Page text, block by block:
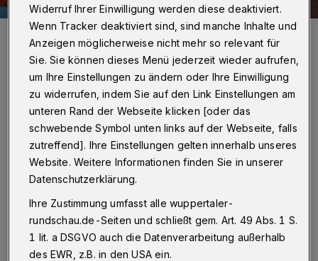
Von li.: Bezirksbürgermeister Hans-Hermann Lücke (Barmen), Ulla
Werth, Angelika Leipnitz, Karin Scherrer, Kornelia Bruins-Lingemann
(alle ZfgT), Elke Büttner, Dorothee van den Borre, Sabine Münch,
Mia Vu (alle SkF) und Bezirksbürgermeister Burkhard Rücker
(Oberbarmen).
Foto: Klaus-Günther Conrads
D ie Zeit schien für viele still zu stehen.
Selbstverständliches wie ein Besuch im
Café, ein Film im Kino oder ein Konzert waren
plötzlich nicht mehr möglich. Besonders hart
Widerruf Ihrer Einwilligung werden diese deaktiviert.
Wenn Tracker deaktiviert sind, sind manche Inhalte und
Anzeigen möglicherweise nicht mehr so relevant für
Sie. Sie können dieses Menü jederzeit wieder aufrufen,
um Ihre Einstellungen zu ändern oder Ihre Einwilligung
zu widerrufen, indem Sie auf den Link Einstellungen am
unteren Rand der Webseite klicken [oder das
schwebende Symbol unten links auf der Webseite, falls
zutreffend]. Ihre Einstellungen gelten innerhalb unseres
Website. Weitere Informationen finden Sie in unserer
Datenschutzerklärung.
Ihre Zustimmung umfasst alle wuppertaler-
rundschau.de-Seiten und schließt gem. Art. 49 Abs. 1 S.
1 lit. a DSGVO auch die Datenverarbeitung außerhalb
des EWR, z.B. in den USA ein.